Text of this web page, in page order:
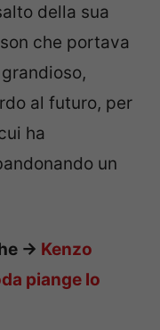
della sua
che portava
al futuro, per
ha
un
-> Kenzo
piange lo